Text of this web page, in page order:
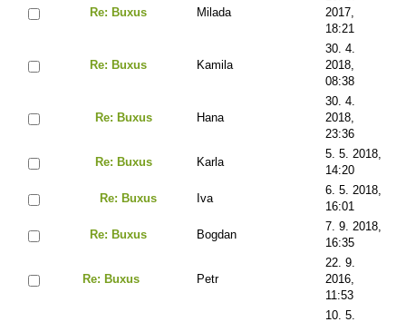
Re: Buxus Milada
2017,
18:21
Re: Buxus Kamila
30. 4.
2018,
08:38
Re: Buxus Hana
30. 4.
2018,
23:36
Re: Buxus Karla
5. 5. 2018,
14:20
Re: Buxus Iva
6. 5. 2018,
16:01
Re: Buxus Bogdan
7. 9. 2018,
16:35
Re: Buxus Petr
22. 9.
2016,
11:53
10. 5.